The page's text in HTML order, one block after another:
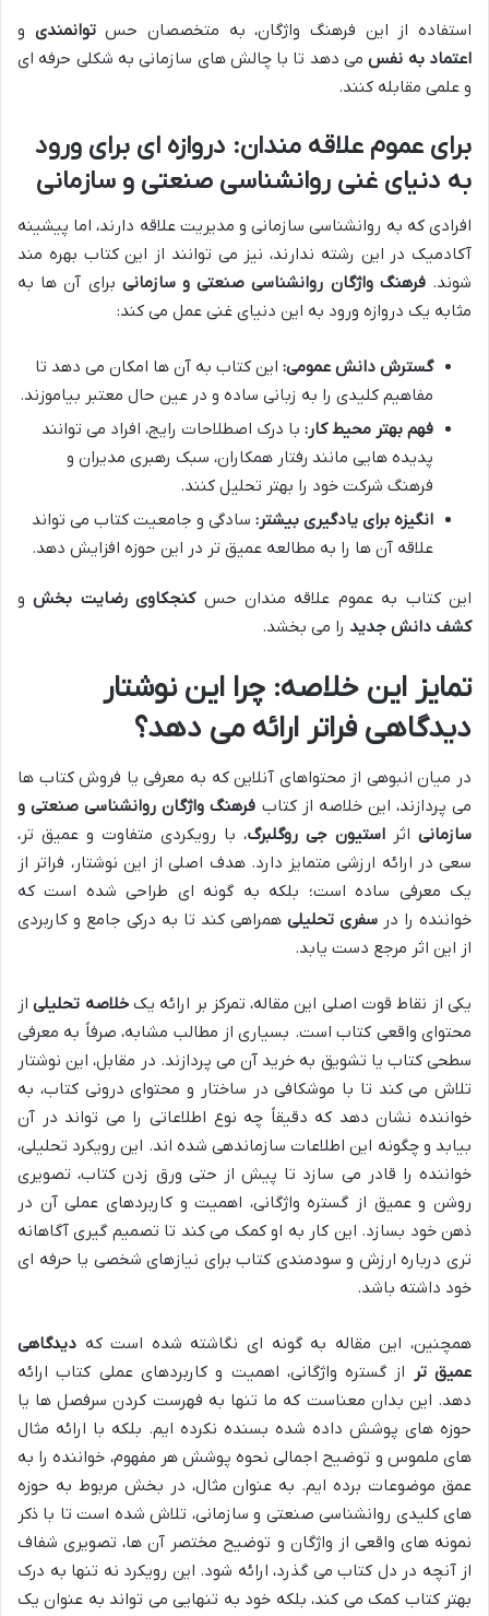
استفاده از این فرهنگ واژگان، به متخصصان حستوانمندی و
اعتماد به نفسمی دهد تا با چالش های سازمانی به شکلی حرفه ای
و علمی مقابله کنند.
برای عموم علاقه مندان: دروازه ای برای ورود
به دنیای غنی روانشناسی صنعتی و سازمانی
افرادی که به روانشناسی سازمانی و مدیریت علاقه دارند، اما پیشینه
آکادمیک در این رشته ندارند، نیز می توانند از این کتاب بهره مند
شوند.فرهنگ واژگان روانشناسی صنعتی و سازمانی برای آن ها به
مثابه یک دروازه ورود به این دنیای غنی عمل می کند:
گسترش دانش عمومی: این کتاب به آن ها امکان می دهد تا
مفاهیم کلیدی را به زبانی ساده و در عین حال معتبر بیاموزند.
فهم بهتر محیط کار: با درک اصطلاحات رایج، افراد می توانند
پدیده هایی مانند رفتار همکاران، سبک رهبری مدیران و
فرهنگ شرکت خود را بهتر تحلیل کنند.
انگیزه برای یادگیری بیشتر: سادگی و جامعیت کتاب می تواند
علاقه آن ها را به مطالعه عمیق تر در این حوزه افزایش دهد.
این کتاب به عموم علاقه مندان حسکنجکاوی رضایت بخشو
کشف دانش جدید را می بخشد.
تمایز این خلاصه: چرا این نوشتار
دیدگاهی فراتر ارائه می دهد؟
در میان انبوهی از محتواهای آنلاین که به معرفی یا فروش کتاب ها
می پردازند، این خلاصه از کتاب فرهنگ واژگان روانشناسی صنعتی و
سازمانی اثر استیون جی روگلبرگ، با رویکردی متفاوت و عمیق تر،
سعی در ارائه ارزشی متمایز دارد. هدف اصلی از این نوشتار، فراتر از
یک معرفی ساده است؛ بلکه به گونه ای طراحی شده است که
خواننده را در سفری تحلیلی همراهی کند تا به درکی جامع و کاربردی
از این اثر مرجع دست یابد.
یکی از نقاط قوت اصلی این مقاله، تمرکز بر ارائه یکخلاصه تحلیلیاز
محتوای واقعی کتاب است. بسیاری از مطالب مشابه، صرفاً به معرفی
سطحی کتاب یا تشویق به خرید آن می پردازند. در مقابل، این نوشتار
تلاش می کند تا با موشکافی در ساختار و محتوای درونی کتاب، به
خواننده نشان دهد که دقیقاً چه نوع اطلاعاتی را می تواند در آن
بیابد و چگونه این اطلاعات سازماندهی شده اند. این رویکرد تحلیلی،
خواننده را قادر می سازد تا پیش از حتی ورق زدن کتاب، تصویری
روشن و عمیق از گستره واژگانی، اهمیت و کاربردهای عملی آن در
ذهن خود بسازد. این کار به او کمک می کند تا تصمیم گیری آگاهانه
تری درباره ارزش و سودمندی کتاب برای نیازهای شخصی یا حرفه ای
خود داشته باشد.
همچنین، این مقاله به گونه ای نگاشته شده است که دیدگاهی
عمیق تر از گستره واژگانی، اهمیت و کاربردهای عملی کتاب ارائه
دهد. این بدان معناست که ما تنها به فهرست کردن سرفصل ها یا
حوزه های پوشش داده شده بسنده نکرده ایم. بلکه با ارائه مثال
های ملموس و توضیح اجمالی نحوه پوشش هر مفهوم، خواننده را به
عمق موضوعات برده ایم. به عنوان مثال، در بخش مربوط به حوزه
های کلیدی روانشناسی صنعتی و سازمانی، تلاش شده است تا با ذکر
نمونه های واقعی از واژگان و توضیح مختصر آن ها، تصویری شفاف
از آنچه در دل کتاب می گذرد، ارائه شود. این رویکرد نه تنها به درک
بهتر کتاب کمک می کند، بلکه خود به تنهایی می تواند به عنوان یک